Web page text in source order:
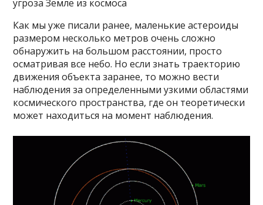
угроза Земле из космоса
Как мы уже писали ранее, маленькие астероиды
размером несколько метров очень сложно
обнаружить на большом расстоянии, просто
осматривая все небо. Но если знать траекторию
движения объекта заранее, то можно вести
наблюдения за определенными узкими областями
космического пространства, где он теоретически
может находиться на момент наблюдения.